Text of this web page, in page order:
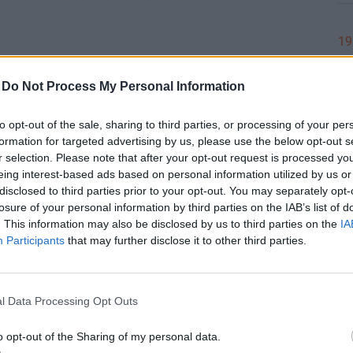
Do Not Process My Personal Information
opt-out of the sale, sharing to third parties, or processing of your
for targeted advertising by us, please use the below opt-out
selection. Please note that after your opt-out request is processed
interest-based ads based on personal information utilized by us
to third parties prior to your opt-out. You may separately
of your personal information by third parties on the IAB’s list of
This information may also be disclosed by us to third parties on the
Participants that may further disclose it to other third parties.
Data Processing Opt Outs
opt-out of the Sharing of my personal data.
kitárolás, olyan, ami nap közben is üzemel. Tényleg az a
korábban nem volt, másba se volt belekeverve, nem volt este
időszakban egy ideje, a korábbi hónapokban volt egy "nem
kitárolás eddig csak "Sanyi úgy becsüli, hogy kb. ennyi"
lett hivatalosan mérve és feltüntetve? De akkor meg miért nem
bele. Tök érdekes lenne követni, hogy milyen hatása van az
termeles-primer-forrasok-szerinti-megoszlasa-es-az-import-